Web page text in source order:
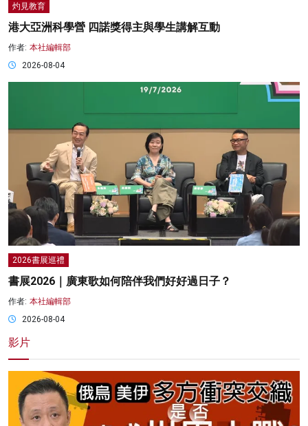
灼見教育
港大亞洲科學營 四諾獎得主與學生講解互動
作者: 本社編輯部
2026-08-04
2026書展巡禮
書展2026｜廣東歌如何陪伴我們好好過日子？
作者: 本社編輯部
2026-08-04
影片